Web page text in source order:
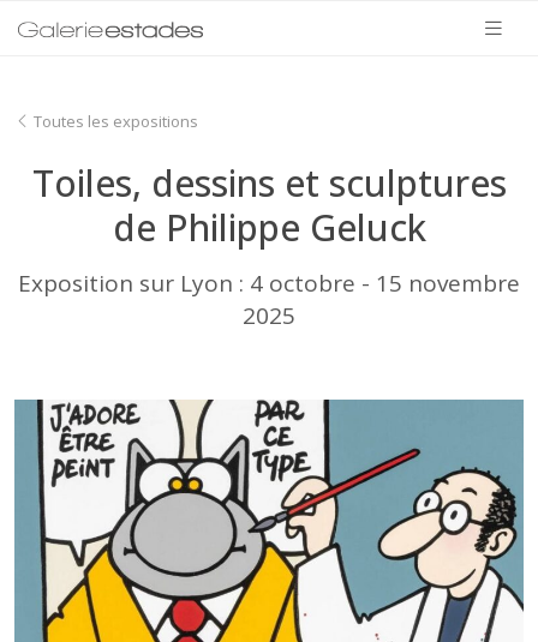
Toutes les expositions
Toiles, dessins et sculptures
de Philippe Geluck
Exposition sur Lyon : 4 octobre - 15 novembre
2025